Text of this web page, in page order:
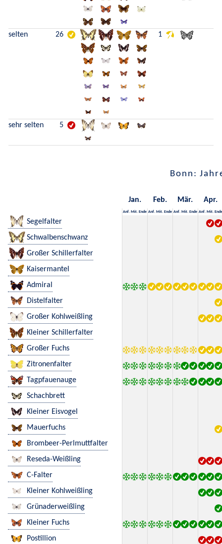
selten 26 1
sehr selten 5
Bonn:
Jan. Feb. Mär. Apr.
Anf. Mit. Ende Anf. Mit. Ende Anf. Mit. Ende Anf. Mit. Ende
Segelfalter
Schwalbenschwanz
Großer Schillerfalter
Kaisermantel
Admiral
Distelfalter
Großer Kohlweißling
Kleiner Schillerfalter
Großer Fuchs
Zitronenfalter
Tagpfauenauge
Schachbrett
Kleiner Eisvogel
Mauerfuchs
Brombeer-Perlmuttfalter
Reseda-Weißling
C-Falter
Kleiner Kohlweißling
Grünaderweißling
Kleiner Fuchs
Postillion